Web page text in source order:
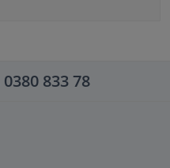
0380 833 78